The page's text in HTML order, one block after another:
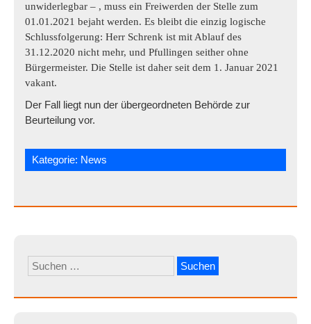
unwiderlegbar – , muss ein Freiwerden der Stelle zum
01.01.2021 bejaht werden.Es bleibt die einzig logische
Schlussfolgerung: Herr Schrenk ist mit Ablauf des
31.12.2020 nicht mehr, und Pfullingenseitherohne
Bürgermeister. Die Stelle ist daher seit dem 1. Januar 2021
vakant.
Der Fall liegt nun der übergeordneten Behörde zur
Beurteilung vor.
Kategorie: News
Suchen
nach: